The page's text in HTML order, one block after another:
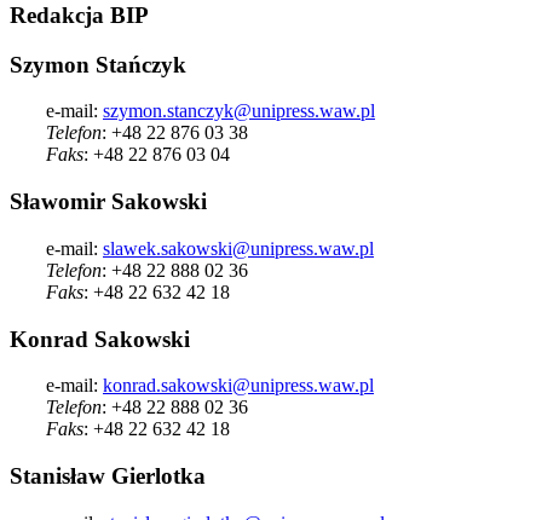
Redakcja BIP
Szymon Stańczyk
e-mail: szymon.stanczyk@unipress.waw.pl
Telefon: +48 22 876 03 38
Faks: +48 22 876 03 04
Sławomir Sakowski
e-mail: slawek.sakowski@unipress.waw.pl
Telefon: +48 22 888 02 36
Faks: +48 22 632 42 18
Konrad Sakowski
e-mail: konrad.sakowski@unipress.waw.pl
Telefon: +48 22 888 02 36
Faks: +48 22 632 42 18
Stanisław Gierlotka